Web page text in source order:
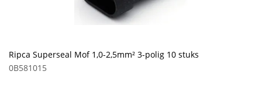
Ripca Superseal Mof 1,0-2,5mm² 3-polig 10 stuks
0B581015